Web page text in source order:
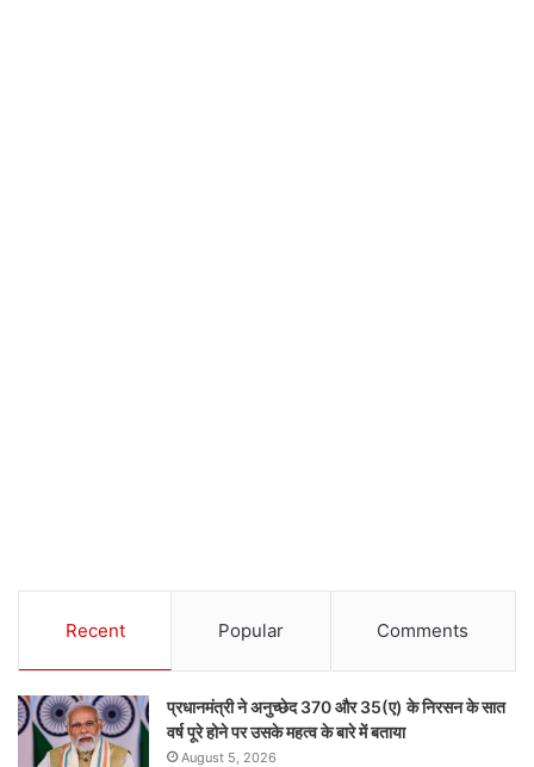
Recent Popular Comments
प्रधानमंत्री ने अनुच्छेद 370 और 35(ए) के निरसन के सात
वर्ष पूरे होने पर उसके महत्व के बारे में बताया
August 5, 2026